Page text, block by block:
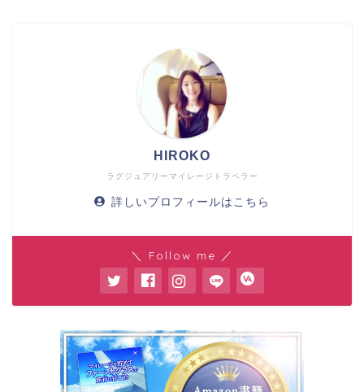
ラグジュアリーマイレージトラベラー
HIROKO
詳しいプロフィールはこちら
＼ Follow me ／